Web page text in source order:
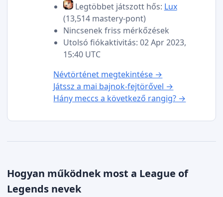
Legtöbbet játszott hős: Lux
(13,514 mastery-pont)
Nincsenek friss mérkőzések
Utolsó fiókaktivitás: 02 Apr 2023,
15:40 UTC
Névtörténet megtekintése →
Játssz a mai bajnok-fejtörővel →
Hány meccs a következő rangig? →
Hogyan működnek most a League of
Legends nevek